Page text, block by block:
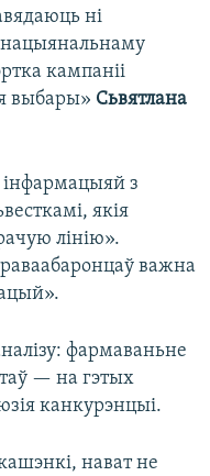
ні
кампаніі
выбары» Сьвятлана
з
якія
лінію».
важна
фармаваньне
— на гэтых
канкурэнцыі.
нават не